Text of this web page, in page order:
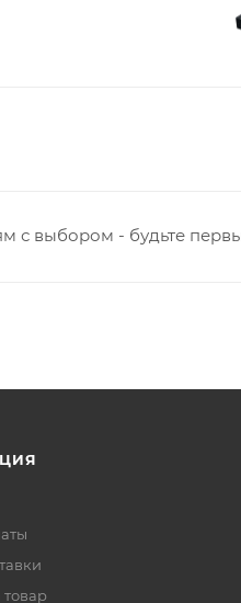
с выбором - будьте
товар